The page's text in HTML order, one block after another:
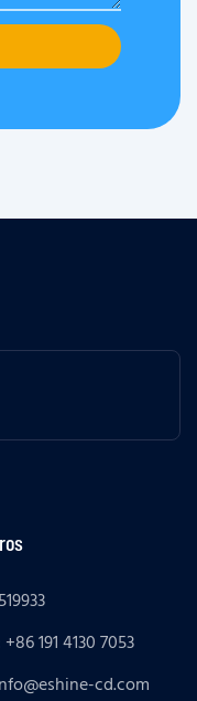
191 4130 7053
cd.com